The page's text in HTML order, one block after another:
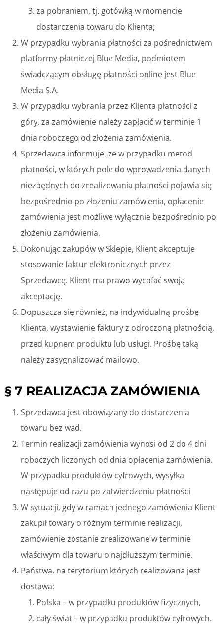
za pobraniem, tj. gotówką w momencie
dostarczenia towaru do Klienta;
W przypadku wybrania płatności za pośrednictwem
platformy płatniczej Blue Media, podmiotem
świadczącym obsługę płatności online jest Blue
Media S.A.
W przypadku wybrania przez Klienta płatności z
góry, za zamówienie należy zapłacić w terminie 1
dnia roboczego od złożenia zamówienia.
Sprzedawca informuje, że w przypadku metod
płatności, w których pole do wprowadzenia danych
niezbędnych do zrealizowania płatności pojawia się
bezpośrednio po złożeniu zamówienia, opłacenie
zamówienia jest możliwe wyłącznie bezpośrednio po
złożeniu zamówienia.
Dokonując zakupów w Sklepie, Klient akceptuje
stosowanie faktur elektronicznych przez
Sprzedawcę. Klient ma prawo wycofać swoją
akceptację.
Dopuszcza się również, na indywidualną prośbę
Klienta, wystawienie faktury z odroczoną płatnością,
przed kupnem produktu lub usługi. Prośbę taką
należy zasygnalizować mailowo.
§ 7 REALIZACJA ZAMÓWIENIA
Sprzedawca jest obowiązany do dostarczenia
towaru bez wad.
Termin realizacji zamówienia wynosi od 2 do 4 dni
roboczych liczonych od dnia opłacenia zamówienia.
W przypadku produktów cyfrowych, wysyłka
następuje od razu po zatwierdzeniu płatności
W sytuacji, gdy w ramach jednego zamówienia Klient
zakupił towary o różnym terminie realizacji,
zamówienie zostanie zrealizowane w terminie
właściwym dla towaru o najdłuższym terminie.
Państwa, na terytorium których realizowana jest
dostawa:
Polska – w przypadku produktów fizycznych,
cały świat – w przypadku produktów cyfrowych.